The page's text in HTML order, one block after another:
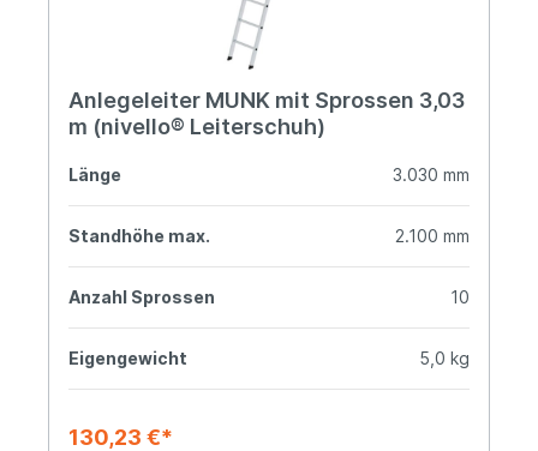
Anlegeleiter MUNK mit Sprossen 3,03
m (nivello® Leiterschuh)
Länge 3.030 mm
Standhöhe max. 2.100 mm
Anzahl Sprossen 10
Eigengewicht 5,0 kg
130,23 €*